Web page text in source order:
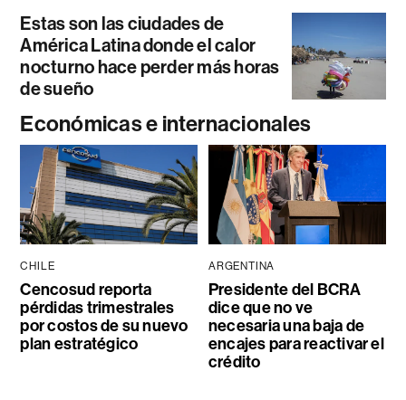
Estas son las ciudades de
América Latina donde el calor
nocturno hace perder más horas
de sueño
Económicas e internacionales
CHILE
Cencosud reporta
pérdidas trimestrales
por costos de su nuevo
plan estratégico
ARGENTINA
Presidente del BCRA
dice que no ve
necesaria una baja de
encajes para reactivar el
crédito